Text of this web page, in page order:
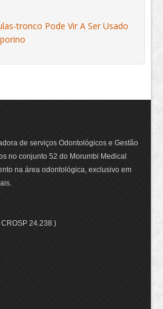
tronco Pode Vir A Ser Usado
de serviços Odontológicos e Gestão
no conjunto 52 do Morumbi Medical
na área odontológica, exclusivo em
24.238 )